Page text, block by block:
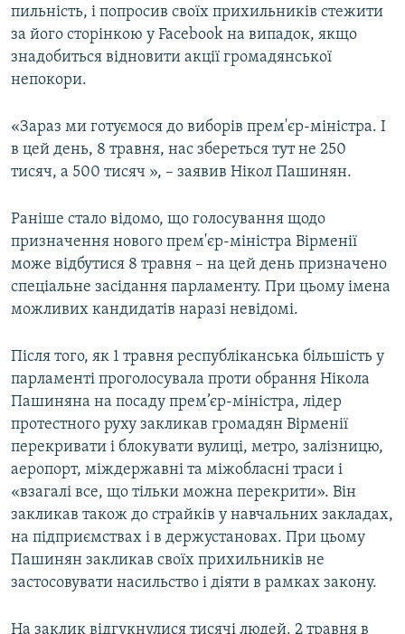
пильність, і попросив своїх прихильників стежити
за його сторінкою у Facebook на випадок, якщо
знадобиться відновити акції громадянської
непокори.
«Зараз ми готуємося до виборів прем'єр-міністра. І
в цей день, 8 травня, нас збереться тут не 250
тисяч, а 500 тисяч », – заявив Нікол Пашинян.
Раніше стало відомо, що голосування щодо
призначення нового прем'єр-міністра Вірменії
може відбутися 8 травня – на цей день призначено
спеціальне засідання парламенту. При цьому імена
можливих кандидатів наразі невідомі.
Після того, як 1 травня республіканська більшість у
парламенті проголосувала проти обрання Нікола
Пашиняна на посаду прем’єр-міністра, лідер
протестного руху закликав громадян Вірменії
перекривати і блокувати вулиці, метро, залізницю,
аеропорт, міждержавні та міжобласні траси і
«взагалі все, що тільки можна перекрити». Він
закликав також до страйків у навчальних закладах,
на підприємствах і в держустановах. При цьому
Пашинян закликав своїх прихильників не
застосовувати насильство і діяти в рамках закону.
На заклик відгукнулися тисячі людей. 2 травня в